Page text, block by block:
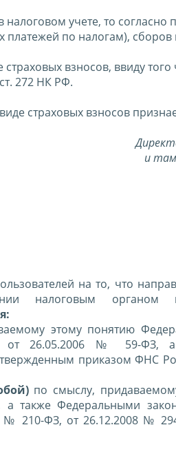
учете, то согласно
платежей по налогам),
взносов, ввиду того
272 НК РФ.
страховых взносов
и
на то, что
налоговым органом
этому понятию
от 26.05.2006 № 59-ФЗ,
приказом ФНС
по смыслу,
также Федеральными
№ 210-ФЗ, от 26.12.2008 №